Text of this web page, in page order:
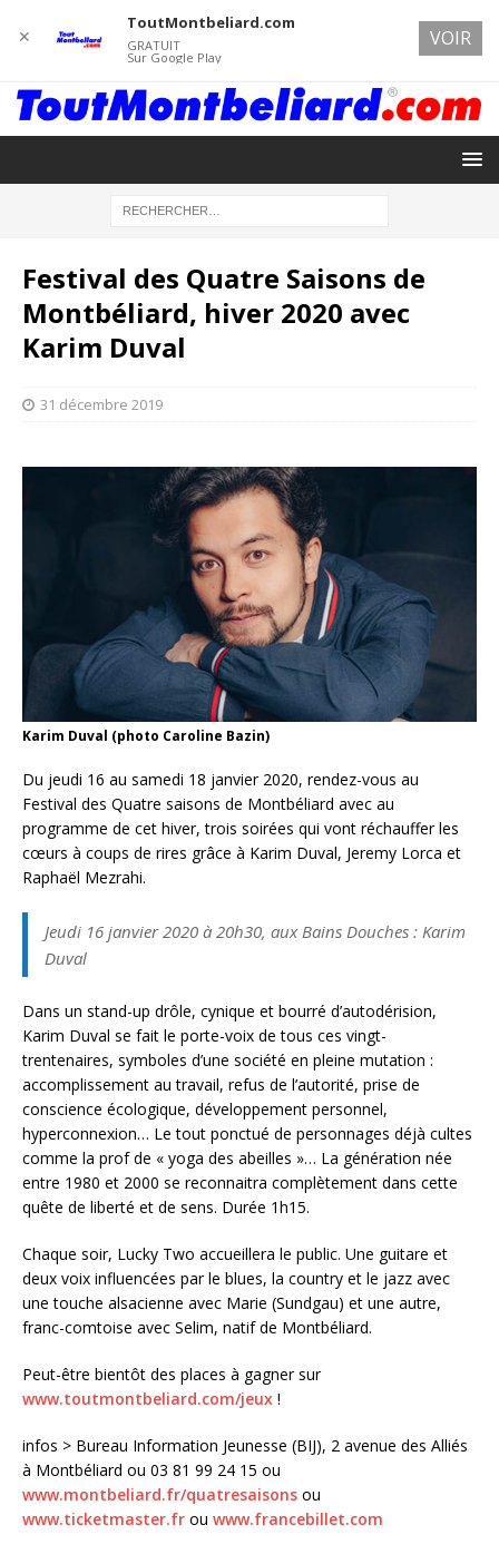
Festival des Quatre Saisons de
Montbéliard, hiver 2020 avec
Karim Duval
31 décembre 2019
Karim Duval (photo Caroline Bazin)
Du jeudi 16 au samedi 18 janvier 2020, rendez-vous au
Festival des Quatre saisons de Montbéliard avec au
programme de cet hiver, trois soirées qui vont réchauffer les
cœurs à coups de rires grâce à Karim Duval, Jeremy Lorca et
Raphaël Mezrahi.
Jeudi 16 janvier 2020 à 20h30, aux Bains Douches : Karim
Duval
Dans un stand-up drôle, cynique et bourré d’autodérision,
Karim Duval se fait le porte-voix de tous ces vingt-
trentenaires, symboles d’une société en pleine mutation :
accomplissement au travail, refus de l’autorité, prise de
conscience écologique, développement personnel,
hyperconnexion… Le tout ponctué de personnages déjà cultes
comme la prof de « yoga des abeilles »… La génération née
entre 1980 et 2000 se reconnaitra complètement dans cette
quête de liberté et de sens. Durée 1h15.
Chaque soir, Lucky Two accueillera le public. Une guitare et
deux voix influencées par le blues, la country et le jazz avec
une touche alsacienne avec Marie (Sundgau) et une autre,
franc-comtoise avec Selim, natif de Montbéliard.
Peut-être bientôt des places à gagner sur
www.toutmontbeliard.com/jeux !
infos > Bureau Information Jeunesse (BIJ), 2 avenue des Alliés
à Montbéliard ou 03 81 99 24 15 ou
www.montbeliard.fr/quatresaisons ou
www.ticketmaster.fr ou www.francebillet.com
✕
ToutMontbeliard.com
GRATUIT
Sur Google Play
VOIR